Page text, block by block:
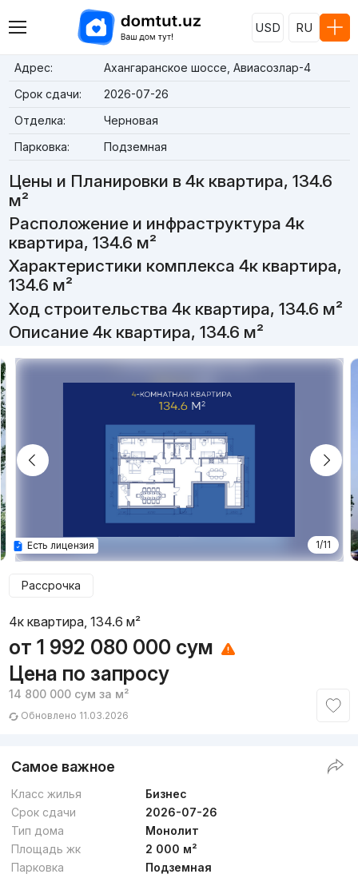
USD RU
Адрес:
Ахангаранское шоссе, Авиасозлар-4
Срок сдачи:
2026-07-26
Отделка:
Черновая
Парковка:
Подземная
Цены и Планировки в 4к квартира, 134.6
м²
Расположение и инфраструктура 4к
квартира, 134.6 м²
Характеристики комплекса 4к квартира,
134.6 м²
Ход строительства 4к квартира, 134.6 м²
Описание 4к квартира, 134.6 м²
1/11
Есть лицензия
Рассрочка
4к квартира, 134.6 м²
от 1 992 080 000 сум
Цена по запросу
14 800 000 сум за м²
Обновлено 11.03.2026
Самое важное
Класс жилья
Бизнес
Срок сдачи
2026-07-26
Тип дома
Монолит
Площадь жк
2 000 м²
Парковка
Подземная